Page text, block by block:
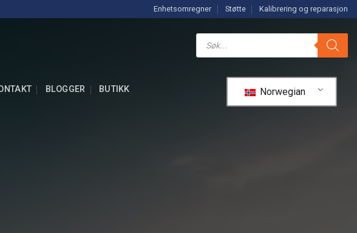
Enhetsomregner Støtte Kalibrering og reparasjon
Søk
etter
BLOGGER BUTIKK Norwegian